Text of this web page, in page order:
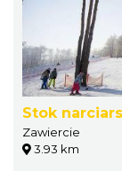
Stok
Zawiercie
3.93 km